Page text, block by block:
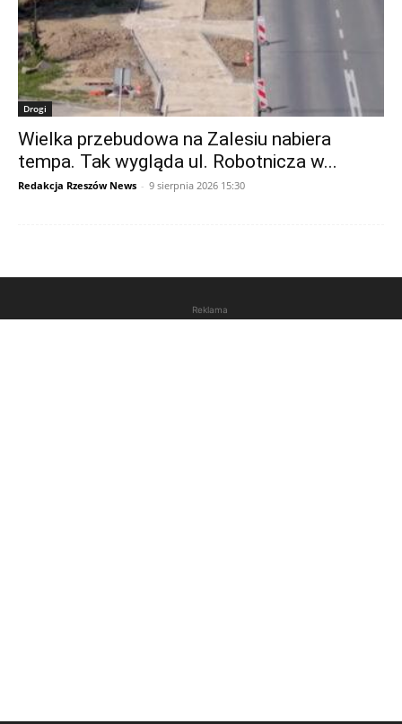
Drogi
Wielka przebudowa na Zalesiu nabiera
tempa. Tak wygląda ul. Robotnicza w...
Redakcja Rzeszów News - 9 sierpnia 2026 15:30
Reklama